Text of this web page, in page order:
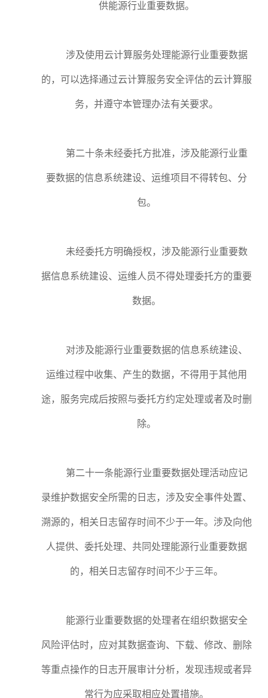
供能源行业重要数据。
涉及使用云计算服务处理能源行业重要数据
的，可以选择通过云计算服务安全评估的云计算服
务，并遵守本管理办法有关要求。
第二十条未经委托方批准，涉及能源行业重
要数据的信息系统建设、运维项目不得转包、分
包。
未经委托方明确授权，涉及能源行业重要数
据信息系统建设、运维人员不得处理委托方的重要
数据。
对涉及能源行业重要数据的信息系统建设、
运维过程中收集、产生的数据，不得用于其他用
途，服务完成后按照与委托方约定处理或者及时删
除。
第二十一条能源行业重要数据处理活动应记
录维护数据安全所需的日志，涉及安全事件处置、
溯源的，相关日志留存时间不少于一年。涉及向他
人提供、委托处理、共同处理能源行业重要数据
的，相关日志留存时间不少于三年。
能源行业重要数据的处理者在组织数据安全
风险评估时，应对其数据查询、下载、修改、删除
等重点操作的日志开展审计分析，发现违规或者异
常行为应采取相应处置措施。